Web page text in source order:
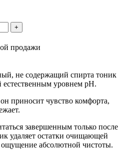
+
продажи
не содержащий спирта тоник
уровнем pH.
приносит чувство комфорта,
завершенным только после
удаляет остатки очищающей
ощущение абсолютной чистоты.